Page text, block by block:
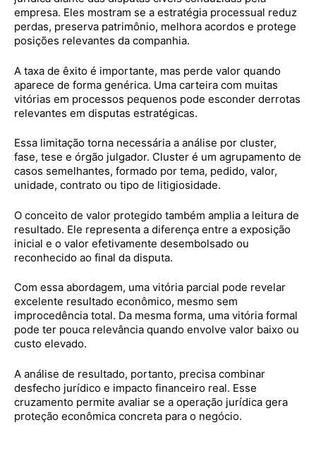
empresa. Eles mostram se a estratégia processual reduz
perdas, preserva patrimônio, melhora acordos e protege
posições relevantes da companhia.
A taxa de êxito é importante, mas perde valor quando
aparece de forma genérica. Uma carteira com muitas
vitórias em processos pequenos pode esconder derrotas
relevantes em disputas estratégicas.
Essa limitação torna necessária a análise por cluster,
fase, tese e órgão julgador. Cluster é um agrupamento de
casos semelhantes, formado por tema, pedido, valor,
unidade, contrato ou tipo de litigiosidade.
O conceito de valor protegido também amplia a leitura de
resultado. Ele representa a diferença entre a exposição
inicial e o valor efetivamente desembolsado ou
reconhecido ao final da disputa.
Com essa abordagem, uma vitória parcial pode revelar
excelente resultado econômico, mesmo sem
improcedência total. Da mesma forma, uma vitória formal
pode ter pouca relevância quando envolve valor baixo ou
custo elevado.
A análise de resultado, portanto, precisa combinar
desfecho jurídico e impacto financeiro real. Esse
cruzamento permite avaliar se a operação jurídica gera
proteção econômica concreta para o negócio.